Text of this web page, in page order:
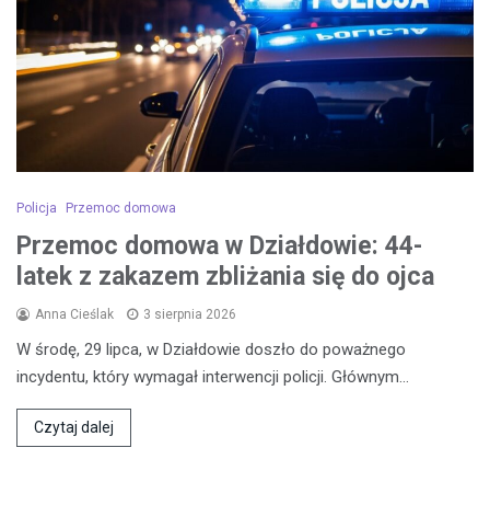
Policja Przemoc domowa
Przemoc domowa w Działdowie: 44-
latek z zakazem zbliżania się do ojca
Anna Cieślak 3 sierpnia 2026
W środę, 29 lipca, w Działdowie doszło do poważnego
incydentu, który wymagał interwencji policji. Głównym…
Czytaj dalej